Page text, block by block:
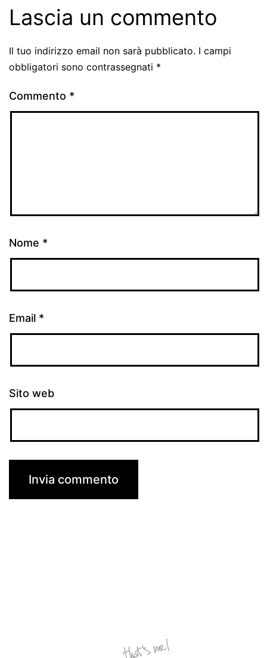
Lascia un commento
Il tuo indirizzo email non sarà pubblicato. I campi
obbligatori sono contrassegnati *
Commento *
Nome *
Email *
Sito web